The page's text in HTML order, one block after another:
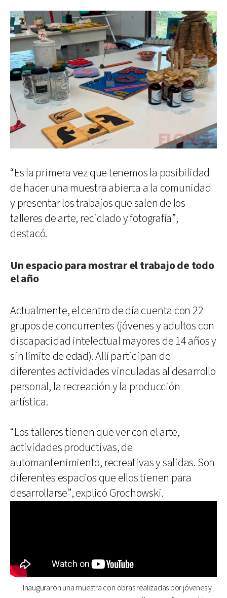
“Es la primera vez que tenemos la posibilidad
de hacer una muestra abierta a la comunidad
y presentar los trabajos que salen de los
talleres de arte, reciclado y fotografía”,
destacó.
Un espacio para mostrar el trabajo de todo
el año
Actualmente, el centro de día cuenta con 22
grupos de concurrentes (jóvenes y adultos con
discapacidad intelectual mayores de 14 años y
sin límite de edad). Allí participan de
diferentes actividades vinculadas al desarrollo
personal, la recreación y la producción
artística.
“Los talleres tienen que ver con el arte,
actividades productivas, de
automantenimiento, recreativas y salidas. Son
diferentes espacios que ellos tienen para
desarrollarse”, explicó Grochowski.
Inauguraron una muestra con obras realizadas por jóvenes y